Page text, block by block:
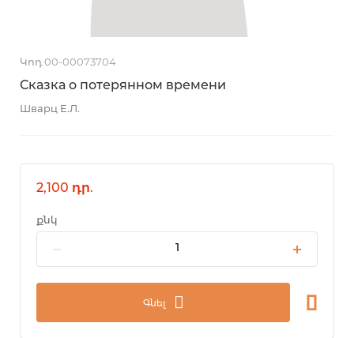
Կոդ 00-00073704
Сказка о потерянном времени
Шварц Е.Л.
2,100 դր.
քնկ
Գնել